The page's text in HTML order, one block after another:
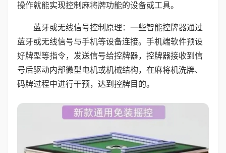
操作就能实现控制麻将牌功能的设备或工具。
蓝牙或无线信号控制原理：一些智能控牌器通过
蓝牙或无线信号与手机等设备连接。手机端软件预设
好牌型等指令，发送信号给控牌器，控牌器接收到信
号后驱动内部微型电机或机械结构，在麻将机洗牌、
码牌过程中进行干预，达到控牌目的。